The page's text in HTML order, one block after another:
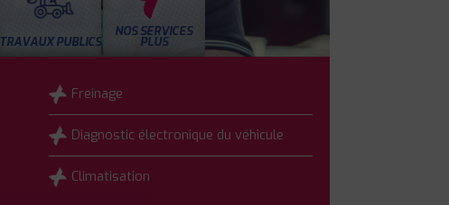
TRAVAUX PUBLICS
NOS SERVICES
PLUS
Freinage
Diagnostic électronique du véhicule
Climatisation